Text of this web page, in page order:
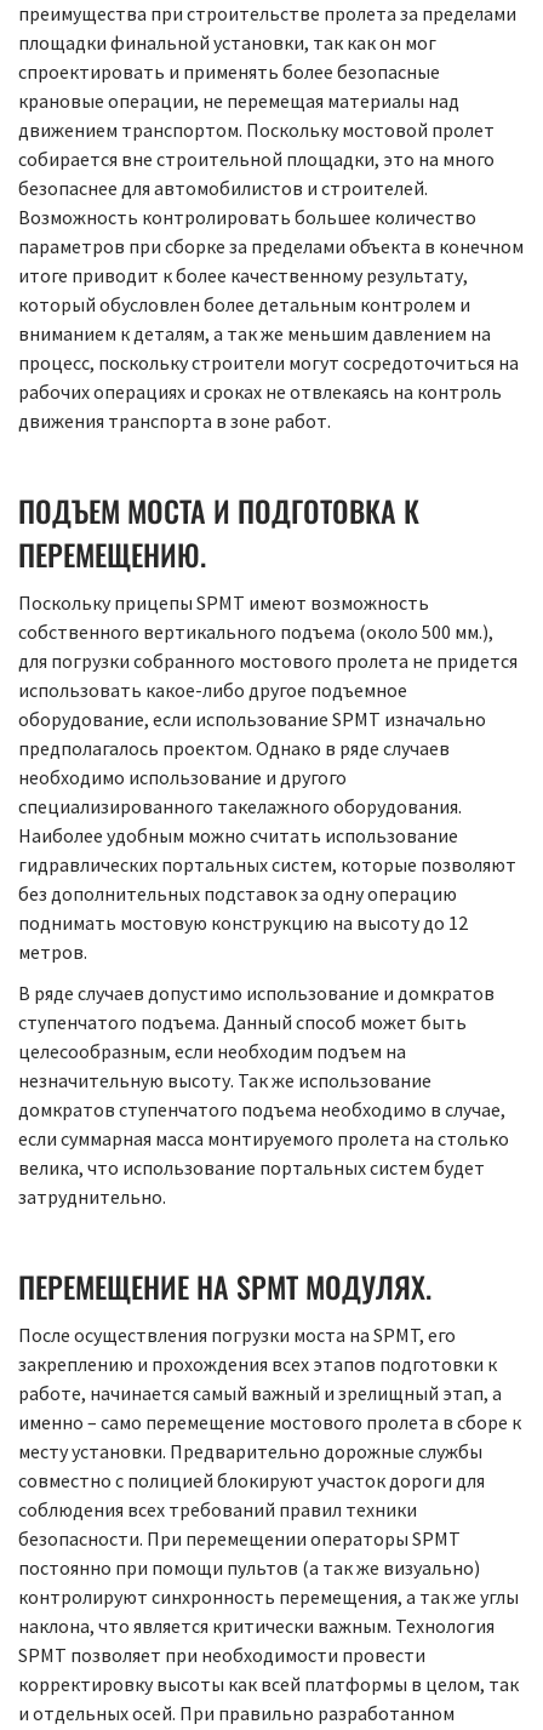
преимущества при строительстве пролета за пределами
площадки финальной установки, так как он мог
спроектировать и применять более безопасные
крановые операции, не перемещая материалы над
движением транспортом. Поскольку мостовой пролет
собирается вне строительной площадки, это на много
безопаснее для автомобилистов и строителей.
Возможность контролировать большее количество
параметров при сборке за пределами объекта в конечном
итоге приводит к более качественному результату,
который обусловлен более детальным контролем и
вниманием к деталям, а так же меньшим давлением на
процесс, поскольку строители могут сосредоточиться на
рабочих операциях и сроках не отвлекаясь на контроль
движения транспорта в зоне работ.
ПОДЪЕМ МОСТА И ПОДГОТОВКА К
ПЕРЕМЕЩЕНИЮ.
Поскольку прицепы SPMT имеют возможность
собственного вертикального подъема (около 500 мм.),
для погрузки собранного мостового пролета не придется
использовать какое-либо другое подъемное
оборудование, если использование SPMT изначально
предполагалось проектом. Однако в ряде случаев
необходимо использование и другого
специализированного такелажного оборудования.
Наиболее удобным можно считать использование
гидравлических портальных систем, которые позволяют
без дополнительных подставок за одну операцию
поднимать мостовую конструкцию на высоту до 12
метров.
В ряде случаев допустимо использование и домкратов
ступенчатого подъема. Данный способ может быть
целесообразным, если необходим подъем на
незначительную высоту. Так же использование
домкратов ступенчатого подъема необходимо в случае,
если суммарная масса монтируемого пролета на столько
велика, что использование портальных систем будет
затруднительно.
ПЕРЕМЕЩЕНИЕ НА SPMT МОДУЛЯХ.
После осуществления погрузки моста на SPMT, его
закреплению и прохождения всех этапов подготовки к
работе, начинается самый важный и зрелищный этап, а
именно – само перемещение мостового пролета в сборе к
месту установки. Предварительно дорожные службы
совместно с полицией блокируют участок дороги для
соблюдения всех требований правил техники
безопасности. При перемещении операторы SPMT
постоянно при помощи пультов (а так же визуально)
контролируют синхронность перемещения, а так же углы
наклона, что является критически важным. Технология
SPMT позволяет при необходимости провести
корректировку высоты как всей платформы в целом, так
и отдельных осей. При правильно разработанном